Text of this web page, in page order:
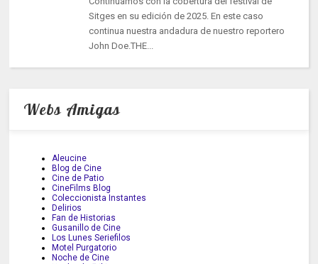
Sitges en su edición de 2025. En este caso
continua nuestra andadura de nuestro reportero
John Doe.THE...
Webs Amigas
Aleucine
Blog de Cine
Cine de Patio
CineFilms Blog
Coleccionista Instantes
Delirios
Fan de Historias
Gusanillo de Cine
Los Lunes Seriefilos
Motel Purgatorio
Noche de Cine